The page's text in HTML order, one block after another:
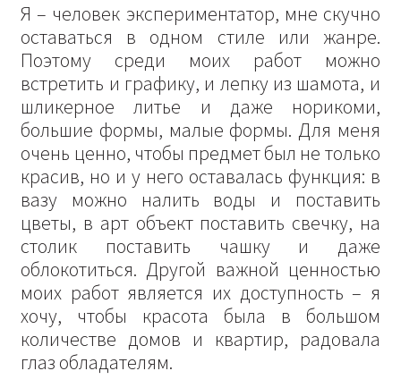
Я – человек экспериментатор, мне скучно
оставаться в одном стиле или жанре.
Поэтому среди моих работ можно
встретить и графику, и лепку из шамота, и
шликерное литье и даже норикоми,
большие формы, малые формы. Для меня
очень ценно, чтобы предмет был не только
красив, но и у него оставалась функция: в
вазу можно налить воды и поставить
цветы, в арт объект поставить свечку, на
столик поставить чашку и даже
облокотиться. Другой важной ценностью
моих работ является их доступность – я
хочу, чтобы красота была в большом
количестве домов и квартир, радовала
глаз обладателям.